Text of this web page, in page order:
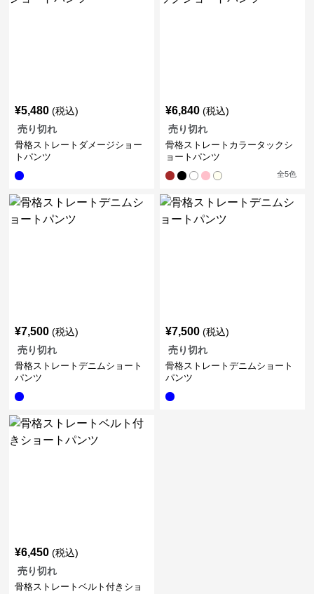
¥5,480 (税込)
売り切れ
骨格ストレートダメージショー
トパンツ
¥6,840 (税込)
売り切れ
骨格ストレートカラータックシ
ョートパンツ
全5色
¥7,500 (税込)
売り切れ
骨格ストレートデニムショート
パンツ
¥7,500 (税込)
売り切れ
骨格ストレートデニムショート
パンツ
¥6,450 (税込)
売り切れ
骨格ストレートベルト付きショ